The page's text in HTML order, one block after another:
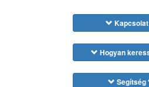
Kapcsolat
Hogyan
Segítség